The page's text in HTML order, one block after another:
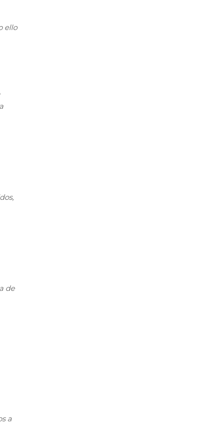
ello
de
a